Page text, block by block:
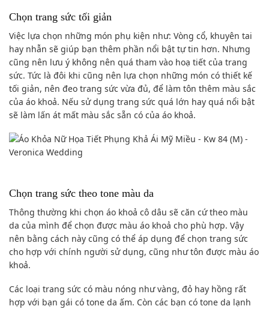
Chọn trang sức tối giản
Việc lựa chọn những món phụ kiện như: Vòng cổ, khuyên tai
hay nhẫn sẽ giúp bạn thêm phần nổi bật tự tin hơn. Nhưng
cũng nên lưu ý không nên quá tham vào hoạ tiết của trang
sức. Tức là đôi khi cũng nên lựa chọn những món có thiết kế
tối giản, nên đeo trang sức vừa đủ, để làm tôn thêm màu sắc
của áo khoả. Nếu sử dụng trang sức quá lớn hay quá nổi bật
sẽ làm lấn át mất màu sắc sẵn có của áo khoả.
Chọn trang sức theo tone màu da
Thông thường khi chọn áo khoả cô dâu sẽ căn cứ theo màu
da của mình để chọn được màu áo khoả cho phù hợp. Vậy
nên bằng cách này cũng có thể áp dụng để chọn trang sức
cho hợp với chính người sử dụng, cũng như tôn được màu áo
khoả.
Các loại trang sức có màu nóng như vàng, đỏ hay hồng rất
hợp với bạn gái có tone da ấm. Còn các bạn có tone da lạnh